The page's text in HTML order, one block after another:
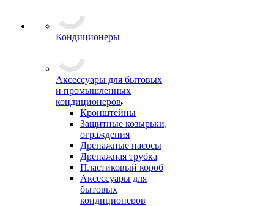
Кондиционеры
Аксессуары для бытовых
и промышленных
кондиционеров
Кронштейны
Защитные козырьки,
ограждения
Дренажные насосы
Дренажная трубка
Пластиковый короб
Аксессуары для
бытовых
кондиционеров